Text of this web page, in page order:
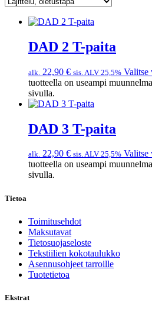
DAD 2 T-paita
alk. 22,90 € sis. ALV 25,5% Valitse
tuotteella on useampi
sivulla.
DAD 3 T-paita
alk. 22,90 € sis. ALV 25,5% Valitse
tuotteella on useampi
sivulla.
Tietoa
Toimitusehdot
Maksutavat
Tietosuojaseloste
Tekstiilien kokotaulukko
Asennusohjeet tarroille
Tuotetietoa
Ekstrat